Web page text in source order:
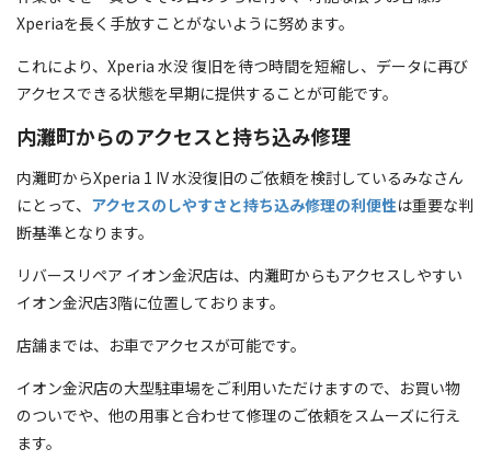
Xperiaを長く手放すことがないように努めます。
これにより、Xperia 水没 復旧を待つ時間を短縮し、データに再び
アクセスできる状態を早期に提供することが可能です。
内灘町からのアクセスと持ち込み修理
内灘町からXperia 1 IV 水没復旧のご依頼を検討しているみなさん
にとって、 アクセスのしやすさと持ち込み修理の利便性は重要な判
断基準となります。
リバースリペア イオン金沢店は、内灘町からもアクセスしやすい
イオン金沢店3階に位置しております。
店舗までは、お車でアクセスが可能です。
イオン金沢店の大型駐車場をご利用いただけますので、お買い物
のついでや、他の用事と合わせて修理のご依頼をスムーズに行え
ます。